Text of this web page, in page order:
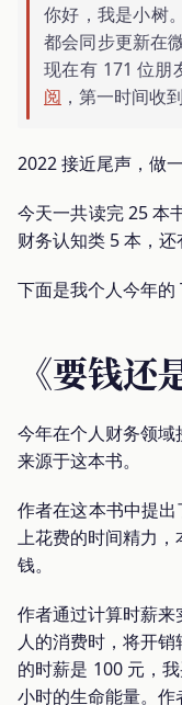
你好，我是小树
都会同步更新在
现在有 171 位朋
阅 ，第一时间收
2022 接近尾声，做
今天一共读完 25 本
财务认知类 5 本，还
下面是我个人今年的
《要钱还
今年在个人财务领
来源于这本书。
作者在这本书中提
上花费的时间精力
钱。
作者通过计算时薪
人的消费时，将开
的时薪是 100 元，
小时的生命能量。